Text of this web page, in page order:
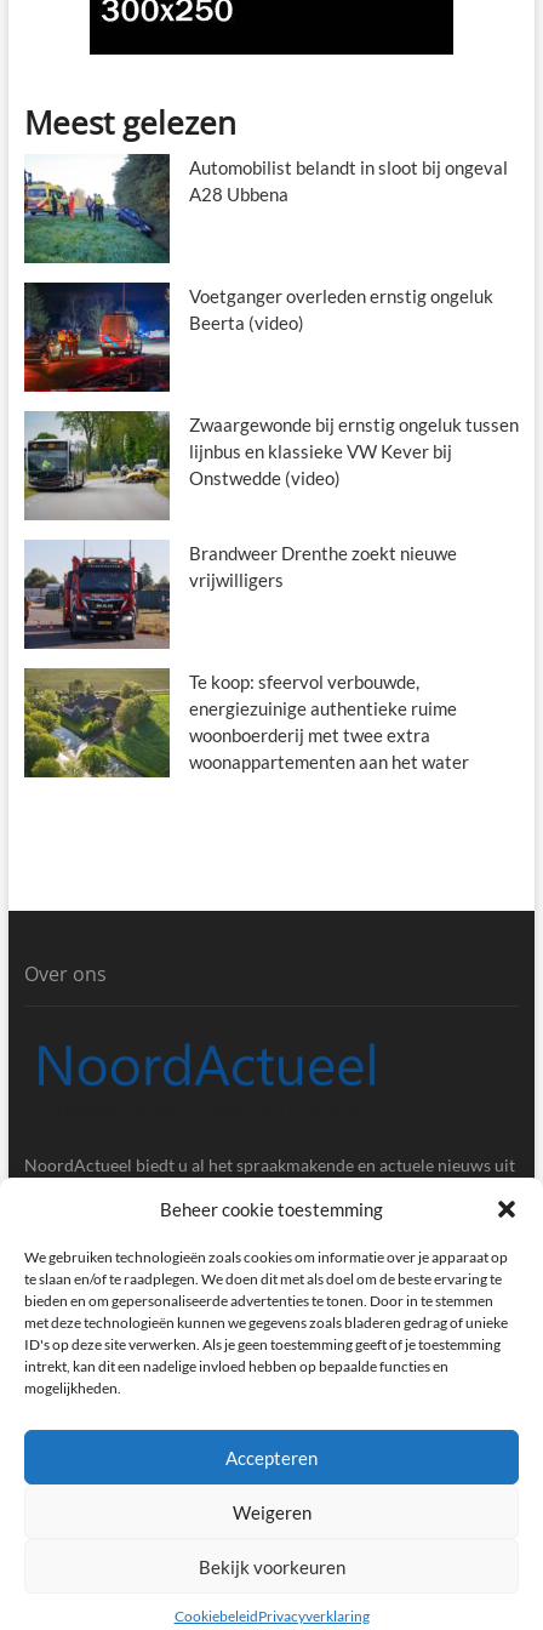
Beheer cookie toestemming
We gebruiken technologieën zoals cookies om informatie over je apparaat op
te slaan en/of te raadplegen. We doen dit met als doel om de beste ervaring te
bieden en om gepersonaliseerde advertenties te tonen. Door in te stemmen
met deze technologieën kunnen we gegevens zoals bladeren gedrag of unieke
ID's op deze site verwerken. Als je geen toestemming geeft of je toestemming
intrekt, kan dit een nadelige invloed hebben op bepaalde functies en
mogelijkheden.
Accepteren
Weigeren
Bekijk voorkeuren
CookiebeleidPrivacyverklaring
Meest gelezen
Automobilist belandt in sloot bij ongeval
A28 Ubbena
Voetganger overleden ernstig ongeluk
Beerta (video)
Zwaargewonde bij ernstig ongeluk tussen
lijnbus en klassieke VW Kever bij
Onstwedde (video)
Brandweer Drenthe zoekt nieuwe
vrijwilligers
Te koop: sfeervol verbouwde,
energiezuinige authentieke ruime
woonboerderij met twee extra
woonappartementen aan het water
Over ons
NoordActueel biedt u al het spraakmakende en actuele nieuws uit
Gegevens
Postbus 5020, 9700GA, Groningen
redactie@noordactueel.nl
| WordPress | © Copyright All right reserved